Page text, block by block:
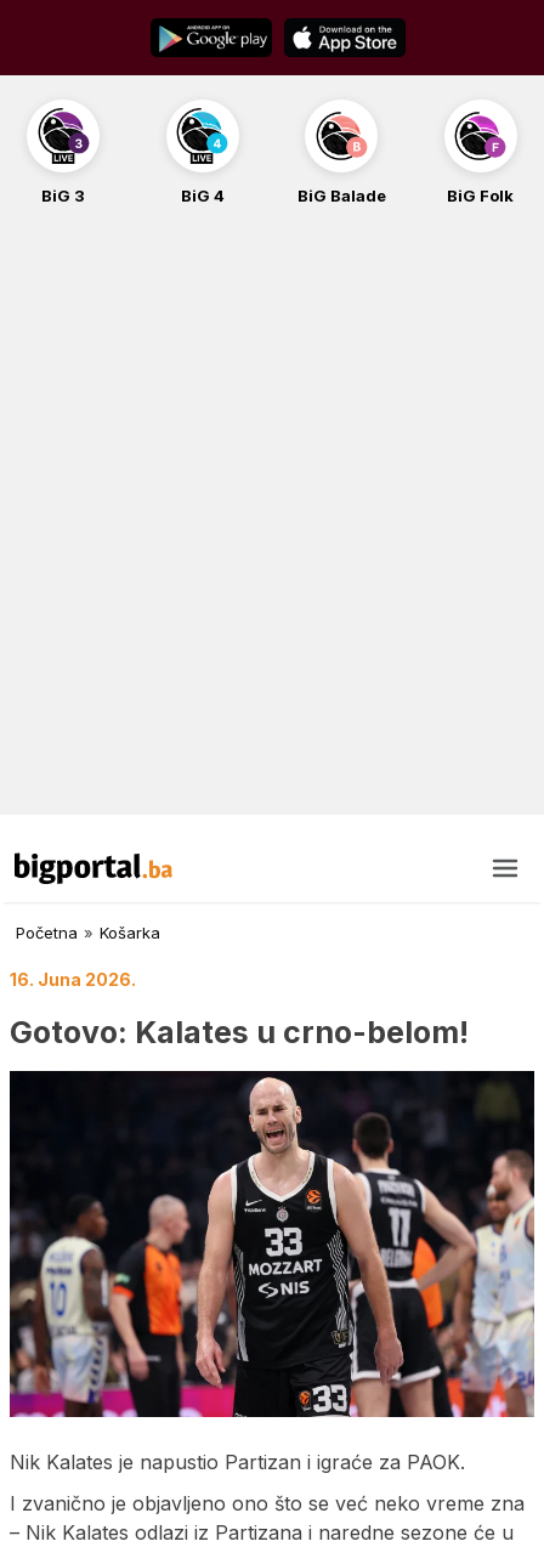
content
BiG 3 BiG 4 BiG Balade BiG Folk
Početna » Košarka
16. Juna 2026.
Gotovo: Kalates u crno-belom!
Nik Kalates je napustio Partizan i igraće za PAOK.
I zvanično je objavljeno ono što se već neko vreme zna
– Nik Kalates odlazi iz Partizana i naredne sezone će u